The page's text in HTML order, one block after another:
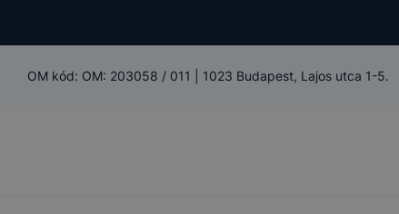
OM kód: OM: 203058 / 011 1023 Budapest, Lajos utca 1-5.